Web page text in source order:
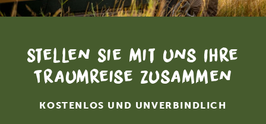
Stellen Sie mit uns Ihre
Traumreise zusammen
KOSTENLOS UND UNVERBINDLICH